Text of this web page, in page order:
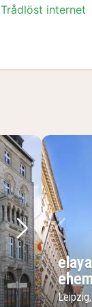
Trådlöst internet
Nästa bild